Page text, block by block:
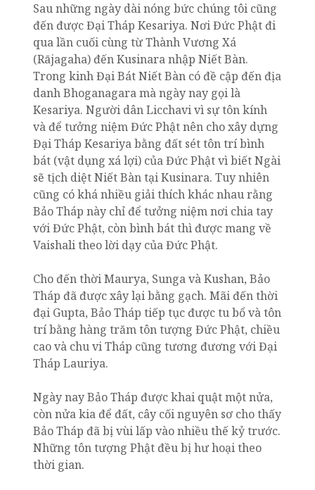
Sau những ngày dài nóng bức chúng tôi cũng
đến được Đại Tháp Kesariya. Nơi Đức Phật đi
qua lần cuối cùng từ Thành Vương Xá
(Rājagaha) đến Kusinara nhập Niết Bàn.
Trong kinh Đại Bát Niết Bàn có đề cập đến địa
danh Bhoganagara mà ngày nay gọi là
Kesariya. Người dân Licchavi vì sự tôn kính
và để tưởng niệm Đức Phật nên cho xây dựng
Đại Tháp Kesariya bằng đất sét tôn trí bình
bát (vật dụng xá lợi) của Đức Phật vì biết Ngài
sẽ tịch diệt Niết Bàn tại Kusinara. Tuy nhiên
cũng có khá nhiều giải thích khác nhau rằng
Bảo Tháp này chỉ để tưởng niệm nơi chia tay
với Đức Phật, còn bình bát thì được mang về
Vaishali theo lời dạy của Đức Phật.
Cho đến thời Maurya, Sunga và Kushan, Bảo
Tháp đã được xây lại bằng gạch. Mãi đến thời
đại Gupta, Bảo Tháp tiếp tục được tu bổ và tôn
trí bằng hàng trăm tôn tượng Đức Phật, chiều
cao và chu vi Tháp cũng tương đương với Đại
Tháp Lauriya.
Ngày nay Bảo Tháp được khai quật một nửa,
còn nửa kia để đất, cây cối nguyên sơ cho thấy
Bảo Tháp đã bị vùi lấp vào nhiều thế kỷ trước.
Những tôn tượng Phật đều bị hư hoại theo
thời gian.